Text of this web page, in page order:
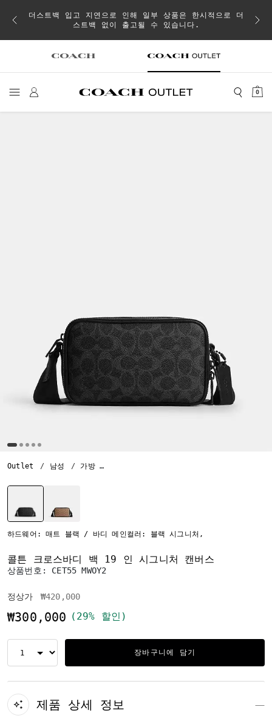
취소
더스트백 입고 지연으로 인해 일부 상품은 한시적으로 더
스트백 없이 출고될 수 있습니다.
0
Outlet 남성 가방
하드웨어: 매트 블랙 / 바디 메인컬러: 블랙 시그니처,
콜튼 크로스바디 백 19 인 시그니처 캔버스
상품번호: CET55 MWOY2
정상가 가격 인하 전
₩420,000인하됨
₩300,000 (29% 할인)
장바구니에 담기
제품 상세 정보